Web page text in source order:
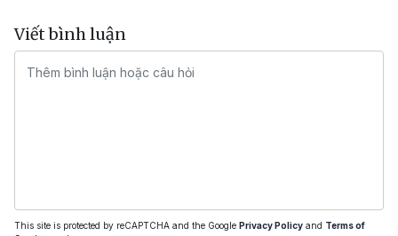
Viết bình luận
This site is protected by reCAPTCHA and the Google Privacy Policy and Terms of